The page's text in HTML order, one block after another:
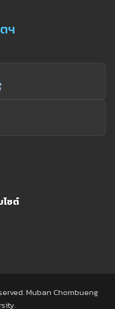
ฯ
ไซต์
Muban Chombueng